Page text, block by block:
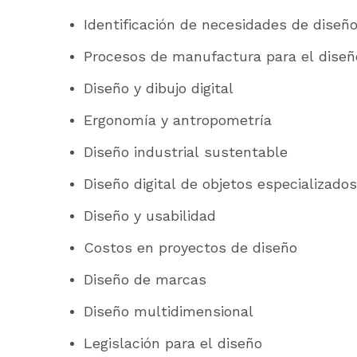
Identificación de necesidades de diseño
Procesos de manufactura para el
Diseño y dibujo digital
Ergonomía y antropometría
Diseño industrial sustentable
Diseño digital de objetos especializados
Diseño y usabilidad
Costos en proyectos de diseño
Diseño de marcas
Diseño multidimensional
Legislación para el diseño